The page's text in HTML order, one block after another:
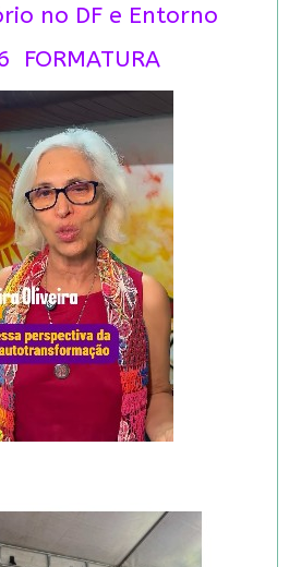
no DF e Entorno
FORMATURA